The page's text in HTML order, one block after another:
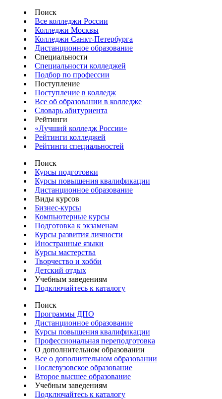
Поиск
Все колледжи России
Колледжи Москвы
Колледжи Санкт-Петербурга
Дистанционное образование
Специальности
Специальности колледжей
Подбор по профессии
Поступление
Поступление в колледж
Все об образовании в колледже
Словарь абитуриента
Рейтинги
«Лучший колледж России»
Рейтинги колледжей
Рейтинги специальностей
Поиск
Курсы подготовки
Курсы повышения квалификации
Дистанционное образование
Виды курсов
Бизнес-курсы
Компьютерные курсы
Подготовка к экзаменам
Курсы развития личности
Иностранные языки
Курсы мастерства
Творчество и хобби
Детский отдых
Учебным заведениям
Подключайтесь к каталогу
Поиск
Программы ДПО
Дистанционное образование
Курсы повышения квалификации
Профессиональная переподготовка
О дополнительном образовании
Все о дополнительном образовании
Послевузовское образование
Второе высшее образование
Учебным заведениям
Подключайтесь к каталогу